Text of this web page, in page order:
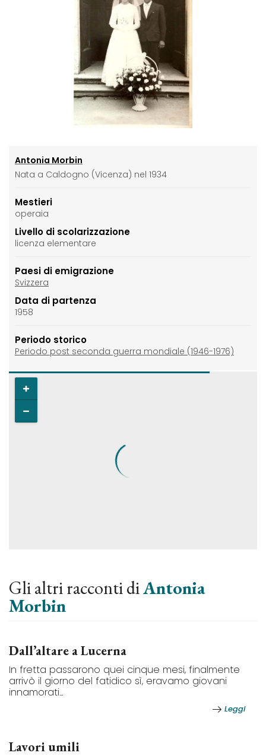
Antonia Morbin
Nata a Caldogno (Vicenza) nel 1934
Mestieri
operaia
Livello di scolarizzazione
licenza elementare
Paesi di emigrazione
Svizzera
Data di partenza
1958
Periodo storico
Periodo post seconda guerra mondiale (1946-1976)
Gli altri racconti diAntonia
Morbin
Dall’altare a Lucerna
In fretta passarono quei cinque mesi, finalmente
arrivò il giorno del fatidico sì, eravamo giovani
innamorati...
Leggi
Lavori umili